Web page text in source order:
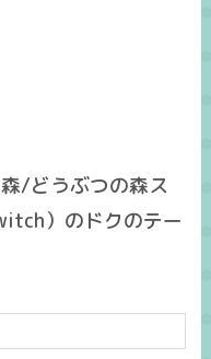
/どうぶつの森ス
）のドクのテー